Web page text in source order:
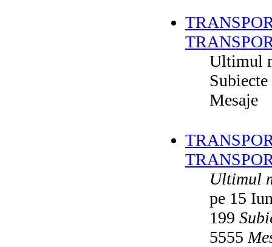
Ultimul
Subiecte
Mesaje
Ultimul
pe 15
199
5555